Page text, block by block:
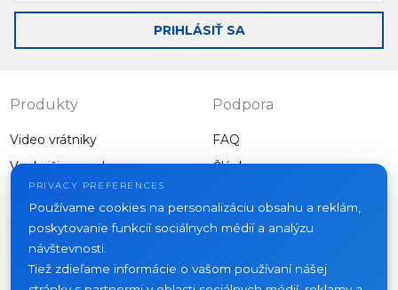
Slinex SML-3101 s rozpoznávaním tváre a žíl dlane,
vstavanou kamerou a obojsmerným interkomom
predstavuje vrchol technológie inteligentných
mail
PRIHLÁSIŤ SA
Produkty
Video vrátniky
Vonkajšie panely
Ostatné vybavenie
Podpora
FAQ
Články
Projekty
Novinky
PRIVACY PREFERENCES
Používame cookies na personalizáciu obsahu a reklám,
poskytovanie funkcií sociálnych médií a analýzu
návštevnosti.
Tiež zdieľame informácie o vašom používaní nášej